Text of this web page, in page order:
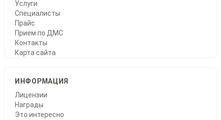
Услуги
Специалисты
Прайс
Прием по ДМС
Контакты
Карта сайта
ИНФОРМАЦИЯ
Лицензии
Награды
Это интересно